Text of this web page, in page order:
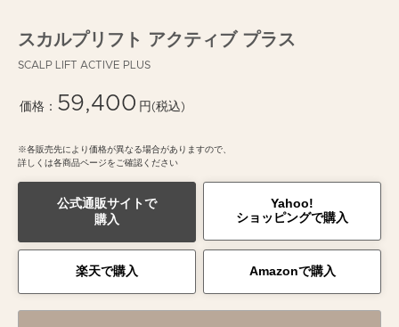
スカルプリフト アクティブ プラス
SCALP LIFT ACTIVE PLUS
価格： 59,400 円(税込)
※各販売先により価格が異なる場合がありますので、
詳しくは各商品ページをご確認ください
公式通販サイトで
購入
Yahoo!
ショッピングで購入
楽天で購入 Amazonで購入